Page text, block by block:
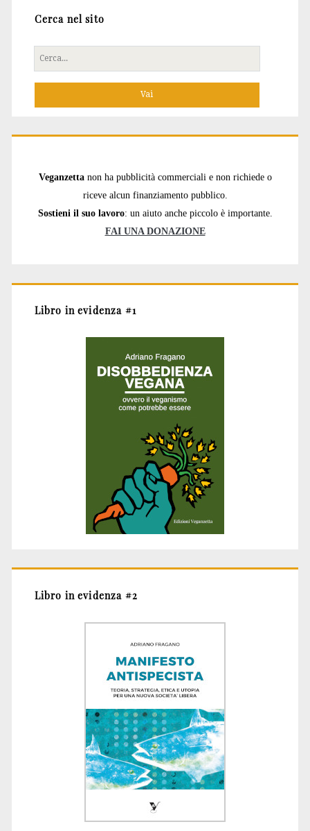
Cerca nel sito
Cerca
per:
Veganzetta non ha pubblicità commerciali e non richiede o
riceve alcun finanziamento pubblico.
Sostieni il suo lavoro: un aiuto anche piccolo è importante.
FAI UNA DONAZIONE
Libro in evidenza #1
Libro in evidenza #2